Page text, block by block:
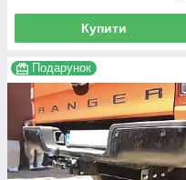
Купити
Подарунок